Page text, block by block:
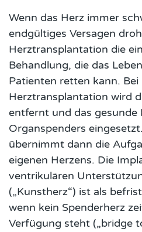
Wenn das Herz immer
endgültiges Versagen
Herztransplantation die
Behandlung, die das
Patienten retten kann. Bei
Herztransplantation wird
entfernt und das gesunde
Organspenders
übernimmt dann die
eigenen Herzens. Die
ventrikulären
(„Kunstherz“) ist als
wenn kein Spenderherz
Verfügung steht („bridge